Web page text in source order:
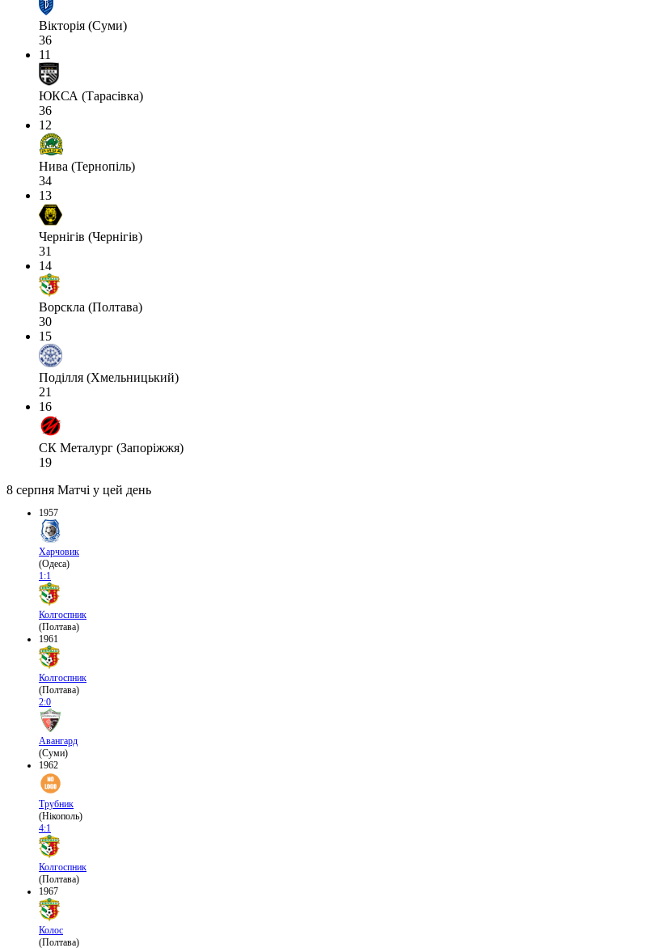
Вікторія (Суми)
36
11
ЮКСА (Тарасівка)
36
12
Нива (Тернопіль)
34
13
Чернігів (Чернігів)
31
14
Ворскла (Полтава)
30
15
Поділля (Хмельницький)
21
16
СК Металург (Запоріжжя)
19
8 серпня Матчі у цей день
1957
Харчовик
(Одеса)
1:1
Колгоспник
(Полтава)
1961
Колгоспник
(Полтава)
2:0
Авангард
(Суми)
1962
Трубник
(Нікополь)
4:1
Колгоспник
(Полтава)
1967
Колос
(Полтава)